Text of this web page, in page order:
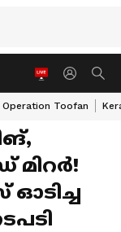
Operation Toofan